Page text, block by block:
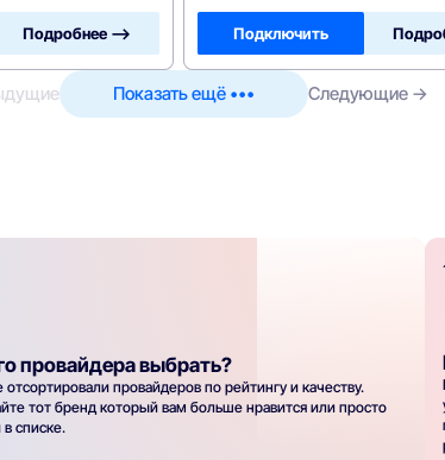
Подробнее —> Подключить
Показать ещё ••• Следующие →
провайдера выбрать?
провайдеров по рейтингу и качеству.
тот бренд который вам больше нравится или просто
списке.